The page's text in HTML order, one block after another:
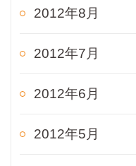
2012年8月
2012年7月
2012年6月
2012年5月